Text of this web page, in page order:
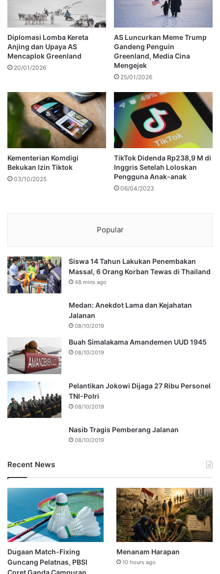
Diplomasi Lomba Kereta
Anjing dan Upaya AS
Mencaplok Greenland
20/01/2026
AS Luncurkan Meme Trump
Gandeng Penguin
Greenland, Media Cina
Mengejek
25/01/2026
Kementerian Komdigi
Bekukan Izin Tiktok
03/10/2025
TikTok Didenda Rp238,9 M di
Inggris Setelah Loloskan
Pengguna Anak-anak
06/04/2023
Popular
Siswa 14 Tahun Lakukan Penembakan
Massal, 6 Orang Korban Tewas di Thailand
48 mins ago
Medan: Anekdot Lama dan Kejahatan
Jalanan
08/10/2019
Buah Simalakama Amandemen UUD 1945
08/10/2019
Pelantikan Jokowi Dijaga 27 Ribu Personel
TNI-Polri
08/10/2019
Nasib Tragis Pemberang Jalanan
08/10/2019
Recent News
Dugaan Match-Fixing
Guncang Pelatnas, PBSI
Menanam Harapan
10 hours ago